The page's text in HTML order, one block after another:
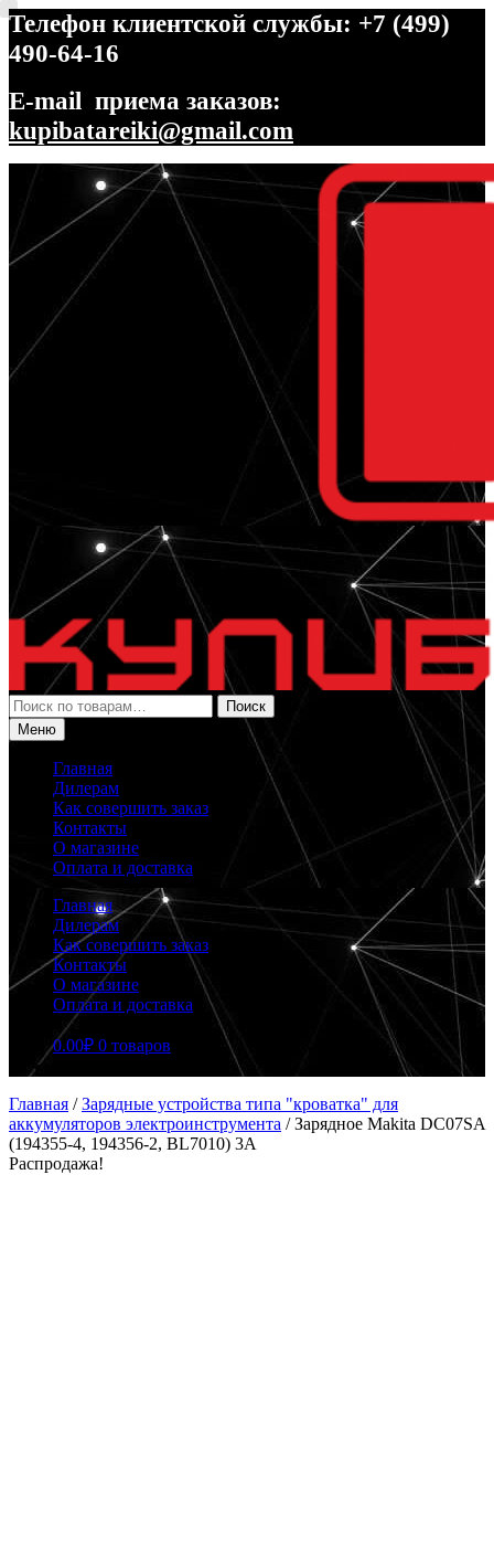
Телефон клиентской службы: +7 (499)
490-64-16
E-mail приема заказов:
kupibatareiki@gmail.com
Перейти
навигации
Перейти
содержимому
Искать:
Поиск
Меню
Главная
Дилерам
Как совершить заказ
Контакты
О магазине
Оплата и доставка
Главная
Дилерам
Как совершить заказ
Контакты
О магазине
Оплата и доставка
0.00₽ 0 товаров
Главная /Зарядные устройства типа "кроватка" для
аккумуляторов электроинструмента /Зарядное Makita DC07SA
(194355-4, 194356-2, BL7010) 3A
Распродажа!